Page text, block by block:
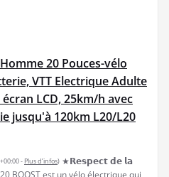
20 Pouces-vélo
VTT Electrique Adulte
LCD, 25km/h avec
jusqu'à 120km L20/L20
- Plus d’infos) ★𝗥𝗲𝘀𝗽𝗲𝗰𝘁 𝗱𝗲 𝗹𝗮
BOOST est un vélo électrique qui